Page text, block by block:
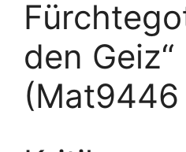
den Geiz“
(Mat9446